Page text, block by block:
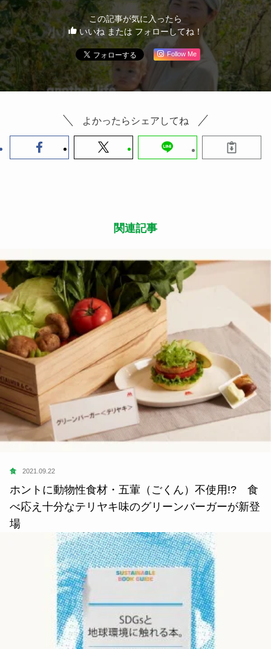
この記事が気に入ったら
いいね または フォローしてね！
Follow Me
よかったらシェアしてね
関連記事
食 2021.09.22
ホントに動物性食材・五葷（ごくん）不使用!? 食
べ応え十分なテリヤキ味のグリーンバーガーが新登
場